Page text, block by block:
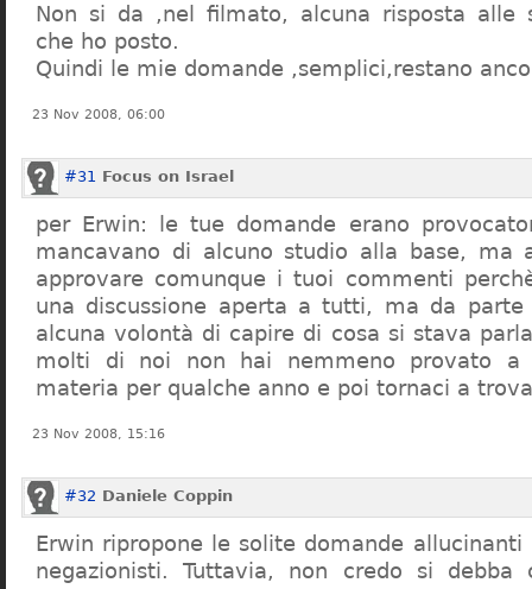
Non si da ,nel filmato, alcuna risposta alle
che ho posto.
Quindi le mie domande ,semplici,restano
23 Nov 2008, 06:00
#31 Focus on Israel
per Erwin: le tue domande erano
mancavano di alcuno studio alla base, ma
approvare comunque i tuoi commenti
una discussione aperta a tutti, ma da parte
alcuna volontà di capire di cosa si stava
molti di noi non hai nemmeno provato a
materia per qualche anno e poi tornaci a
23 Nov 2008, 15:16
#32 Daniele Coppin
Erwin ripropone le solite domande
negazionisti. Tuttavia, non credo si debba